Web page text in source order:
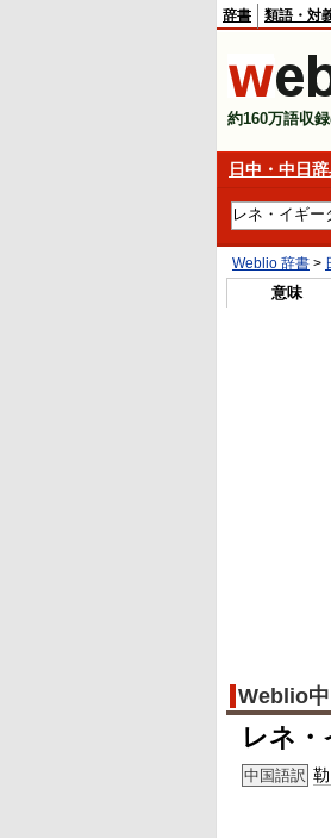
辞書 類語・対
約160万語収
日中・中日
Weblio 辞書 >
意味
Weblio
レネ・
中国語訳